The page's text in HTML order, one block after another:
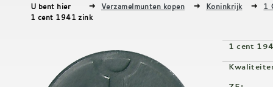
U bent hier Verzamelmunten kopen Koninkrijk
1
1 cent 1941 zink
1 cent